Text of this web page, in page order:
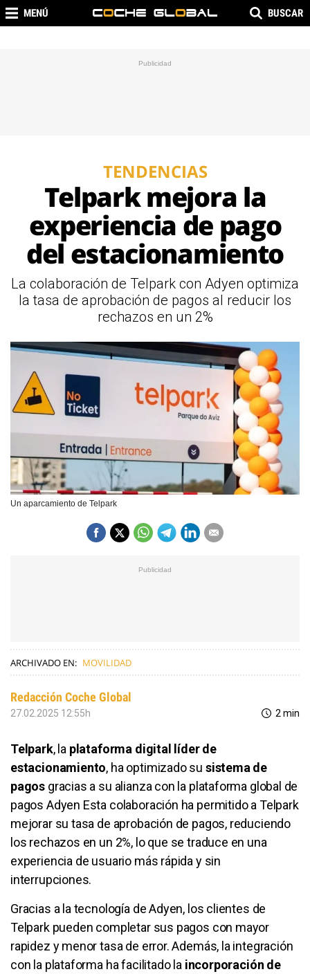
MENÚ BUSCAR
TENDENCIAS
Telpark mejora la
experiencia de pago
del estacionamiento
La colaboración de Telpark con Adyen optimiza
la tasa de aprobación de pagos al reducir los
rechazos en un 2%
Un aparcamiento de Telpark
ARCHIVADO EN: MOVILIDAD
Redacción Coche Global
27.02.2025 12:55h 2 min
Telpark, la plataforma digital líder de
estacionamiento, ha optimizado su sistema de
pagos gracias a su alianza con la plataforma global de
pagos Adyen Esta colaboración ha permitido a Telpark
mejorar su tasa de aprobación de pagos, reduciendo
los rechazos en un 2%, lo que se traduce en una
experiencia de usuario más rápida y sin
interrupciones.
Gracias a la tecnología de Adyen, los clientes de
Telpark pueden completar sus pagos con mayor
rapidez y menor tasa de error. Además, la integración
con la plataforma ha facilitado la incorporación de